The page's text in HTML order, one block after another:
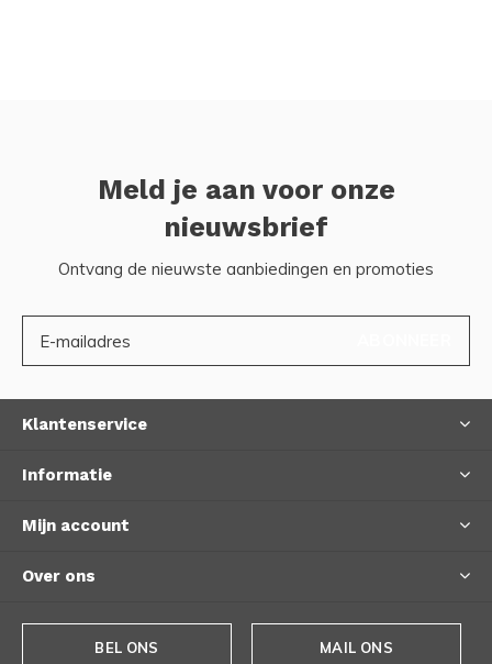
Meld je aan voor onze
nieuwsbrief
Ontvang de nieuwste aanbiedingen en promoties
Klantenservice
Informatie
Mijn account
Over ons
BEL ONS MAIL ONS